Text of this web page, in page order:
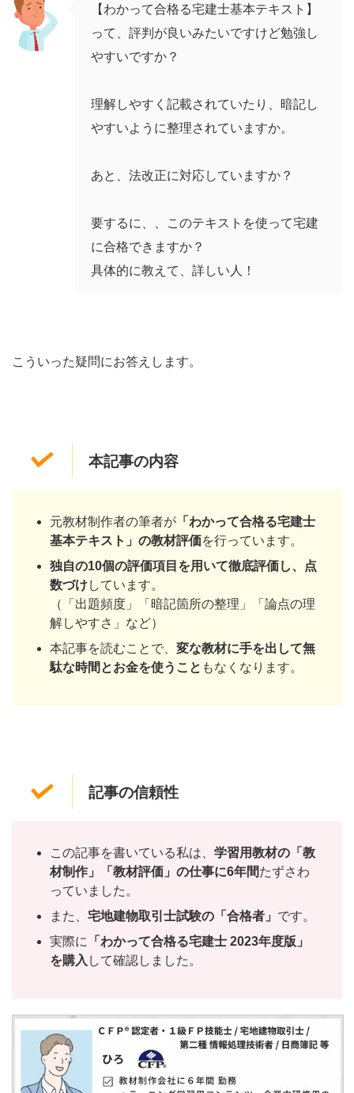
【わかって合格る宅建士基本テキスト】
って、評判が良いみたいですけど勉強し
やすいですか？
理解しやすく記載されていたり、暗記し
やすいように整理されていますか。
あと、法改正に対応していますか？
要するに、、このテキストを使って宅建
に合格できますか？
具体的に教えて、詳しい人！
こういった疑問にお答えします。
本記事の内容
元教材制作者の筆者が 「わかって合格る宅建士
基本テキスト」の教材評価を行っています。
独自の10個の評価項目を用いて徹底評価し、点
数づけしています。
（「出題頻度」「暗記箇所の整理」「論点の理
解しやすさ」など）
本記事を読むことで、 変な教材に手を出して無
駄な時間とお金を使うこと もなくなります。
記事の信頼性
この記事を書いている私は、 学習用教材の「教
材制作」「教材評価」の仕事に6年間たずさわ
っていました。
また、 宅地建物取引士試験の「合格者」 です。
実際に
「わかって合格る宅建士 2023年度版」
を購入 して確認しました。